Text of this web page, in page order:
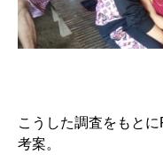
こうした調査をもと
考案。